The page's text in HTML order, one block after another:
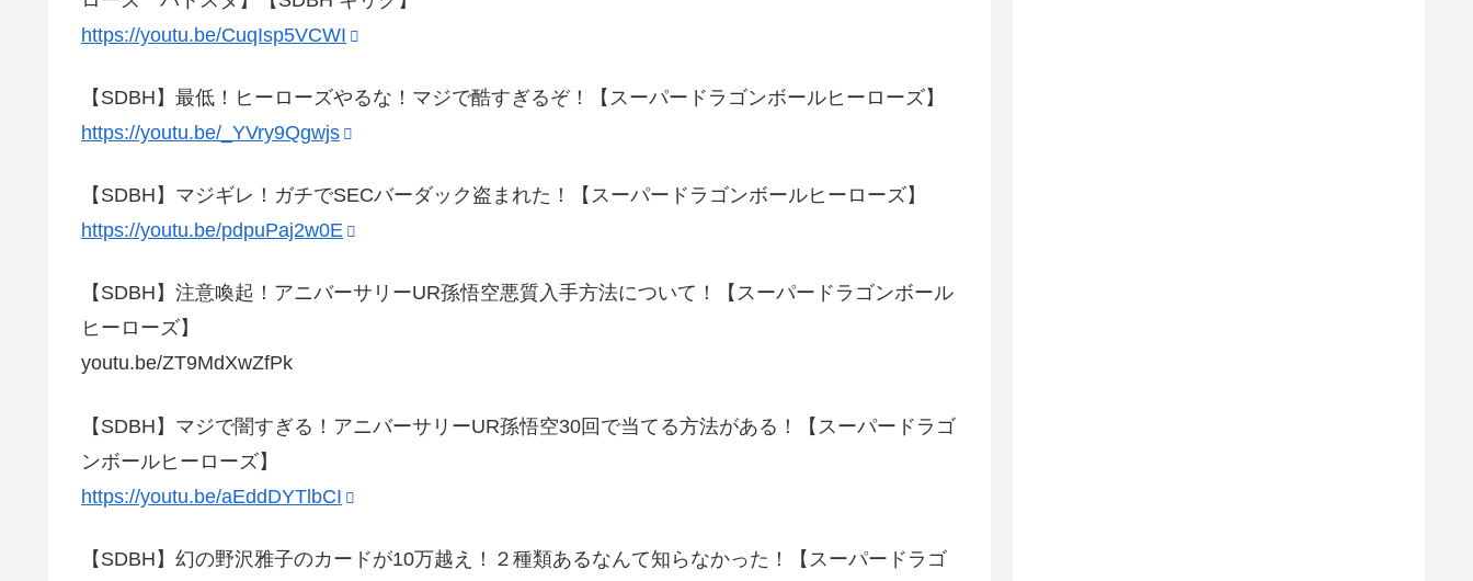
https://youtu.be/CuqIsp5VCWI
【SDBH】最低！ヒーローズやるな！マジで酷すぎるぞ！【スーパードラゴンボールヒーローズ】
https://youtu.be/_YVry9Qgwjs
【SDBH】マジギレ！ガチでSECバーダック盗まれた！【スーパードラゴンボールヒーローズ】
https://youtu.be/pdpuPaj2w0E
【SDBH】注意喚起！アニバーサリーUR孫悟空悪質入手方法について！【スーパードラゴンボール
ヒーローズ】
youtu.be/ZT9MdXwZfPk
【SDBH】マジで闇すぎる！アニバーサリーUR孫悟空30回で当てる方法がある！【スーパードラゴ
ンボールヒーローズ】
https://youtu.be/aEddDYTlbCI
【SDBH】幻の野沢雅子のカードが10万越え！２種類あるなんて知らなかった！【スーパードラゴ